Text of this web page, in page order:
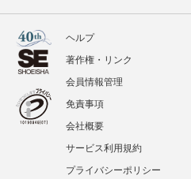
ヘルプ
著作権・リンク
会員情報管理
免責事項
会社概要
サービス利用規約
プライバシーポリシー